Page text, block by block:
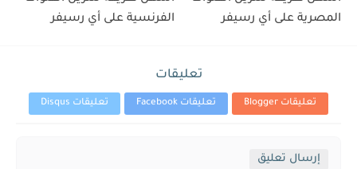
المصرية على أي رسيفر
الفرنسية على أي رسيفر
تعليقات
تعليقات Blogger تعليقات Facebook تعليقات Disqus
إرسال تعليق